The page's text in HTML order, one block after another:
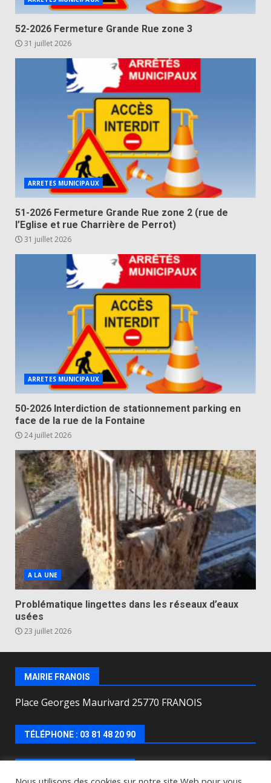
52-2026 Fermeture Grande Rue zone 3
31 juillet 2026
ARRETES MUNICIPAUX
51-2026 Fermeture Grande Rue zone 2 (rue de
l’Eglise et rue Charrière de Perrot)
31 juillet 2026
ARRETES MUNICIPAUX
50-2026 Interdiction de stationnement parking en
face de la rue de la Fontaine
24 juillet 2026
A LA UNE
Problématique lingettes dans les réseaux d’eaux
usées
23 juillet 2026
MAIRIE FRANOIS
Place Georges Maurivard 25770 FRANOIS
TÉLÉPHONE : 03 81 48 20 90